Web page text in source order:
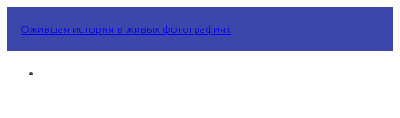
Ожившая история в живых фотографиях